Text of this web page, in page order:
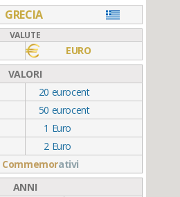
GRECIA
VALUTE
EURO
VALORI
20 eurocent
50 eurocent
1 Euro
2 Euro
Commemorativi
ANNI